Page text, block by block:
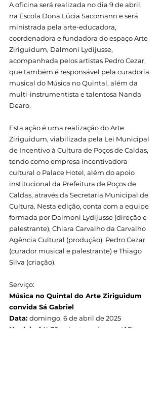
A oficina será realizada no dia 9 de abril,
na Escola Dona Lúcia Sacomann e será
ministrada pela arte-educadora,
coordenadora e fundadora do espaço Arte
Ziriguidum, Dalmoni Lydijusse,
acompanhada pelos artistas Pedro Cezar,
que também é responsável pela curadoria
musical do Música no Quintal, além da
multi-instrumentista e talentosa Nanda
Dearo.
Esta ação é uma realização do Arte
Ziriguidum, viabilizada pela Lei Municipal
de Incentivo à Cultura de Poços de Caldas,
tendo como empresa incentivadora
cultural o Palace Hotel, além do apoio
institucional da Prefeitura de Poços de
Caldas, através da Secretaria Municipal de
Cultura. Nesta edição, conta com a equipe
formada por Dalmoni Lydijusse (direção e
palestrante), Chiara Carvalho da Carvalho
Agência Cultural (produção), Pedro Cezar
(curador musical e palestrante) e Thiago
Silva (criação).
Serviço:
Música no Quintal do Arte Ziriguidum
convida Sá Gabriel
Data: domingo, 6 de abril de 2025
Horário:
14h30 - abertura da casa | 16h -